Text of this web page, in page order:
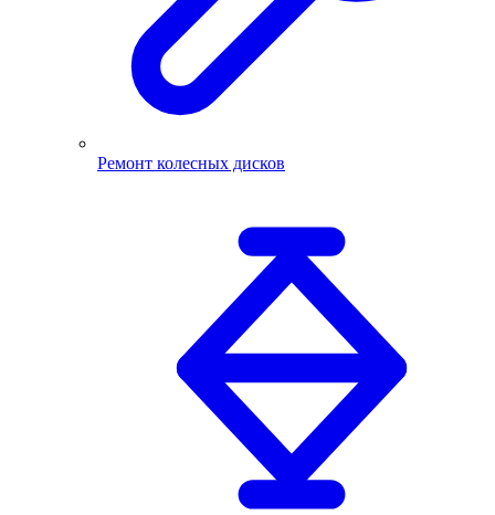
Ремонт колесных дисков